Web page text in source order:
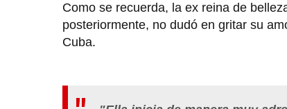
Como se recuerda, la ex reina de
posteriormente, no dudó en gritar su
Cuba.